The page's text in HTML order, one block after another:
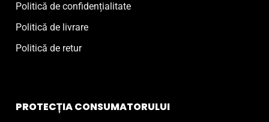
Politică de confidențialitate
Politică de livrare
Politică de retur
PROTECȚIA CONSUMATORULUI